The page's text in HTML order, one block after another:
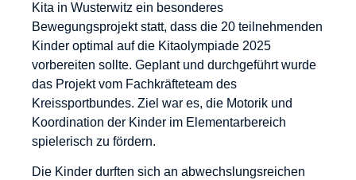
Kita in Wusterwitz ein besonderes
Bewegungsprojekt statt, dass die 20 teilnehmenden
Kinder optimal auf die Kitaolympiade 2025
vorbereiten sollte. Geplant und durchgeführt wurde
das Projekt vom Fachkräfteteam des
Kreissportbundes. Ziel war es, die Motorik und
Koordination der Kinder im Elementarbereich
spielerisch zu fördern.
Die Kinder durften sich an abwechslungsreichen